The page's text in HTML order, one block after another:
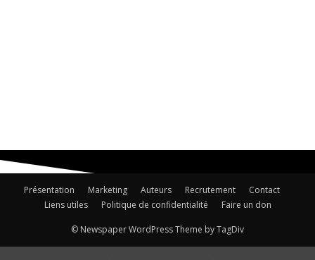
Présentation Marketing Auteurs Recrutement
Contact
Liens utiles
Politique de confidentialité Faire un don
© Newspaper WordPress Theme by TagDiv